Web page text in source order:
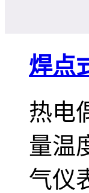
焊点
热电
量温
气仪